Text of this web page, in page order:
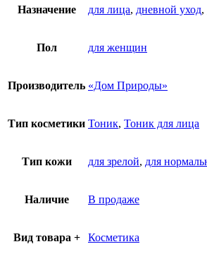
Назначение для лица, дневной уход,
Пол для женщин
Производитель «Дом Природы»
Тип косметики Тоник, Тоник для лица
Тип кожи для зрелой, для
Наличие В продаже
Вид товара + Косметика